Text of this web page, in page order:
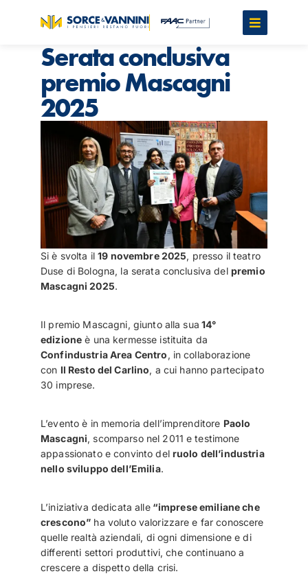
Serata conclusiva
premio Mascagni
2025
Si è svolta il19 novembre 2025, presso il teatro
Duse di Bologna, la serata conclusiva del premio
Mascagni 2025.
Il premio Mascagni, giunto alla sua 14°
edizione è una kermesse istituita da
Confindustria Area Centro , in collaborazione
con Il Resto del Carlino, a cui hanno partecipato
30 imprese.
L’evento è in memoria dell’imprenditore Paolo
Mascagni, scomparso nel 2011 e testimone
appassionato e convinto del ruolo dell’industria
nello sviluppo dell’Emilia.
L’iniziativa dedicata alle“imprese emiliane che
crescono” ha voluto valorizzare e far conoscere
quelle realtà aziendali, di ogni dimensione e di
differenti settori produttivi, che continuano a
crescere a dispetto della crisi.